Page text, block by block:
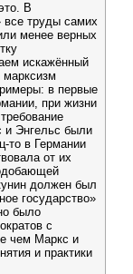
В
труды самих
менее верных
искажённый
в первые
при жизни
и Энгельс были
то в Германии
от их
должен был
государство»
было
с
чем Маркс и
и практики